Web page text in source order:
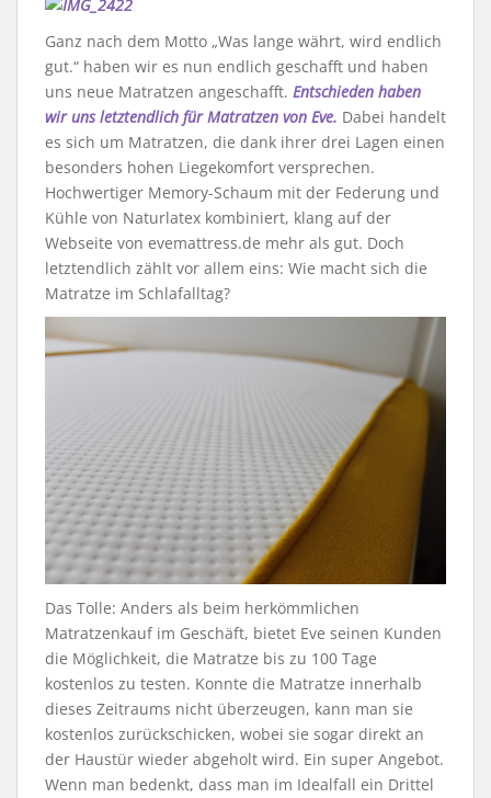
Ganz nach dem Motto „Was lange währt, wird endlich
gut.“ haben wir es nun endlich geschafft und haben
uns neue Matratzen angeschafft. Entschieden haben
wir uns letztendlich für Matratzen von Eve. Dabei handelt
es sich um Matratzen, die dank ihrer drei Lagen einen
besonders hohen Liegekomfort versprechen.
Hochwertiger Memory-Schaum mit der Federung und
Kühle von Naturlatex kombiniert, klang auf der
Webseite von evemattress.de mehr als gut. Doch
letztendlich zählt vor allem eins: Wie macht sich die
Matratze im Schlafalltag?
Das Tolle: Anders als beim herkömmlichen
Matratzenkauf im Geschäft, bietet Eve seinen Kunden
die Möglichkeit, die Matratze bis zu 100 Tage
kostenlos zu testen. Konnte die Matratze innerhalb
dieses Zeitraums nicht überzeugen, kann man sie
kostenlos zurückschicken, wobei sie sogar direkt an
der Haustür wieder abgeholt wird. Ein super Angebot.
Wenn man bedenkt, dass man im Idealfall ein Drittel